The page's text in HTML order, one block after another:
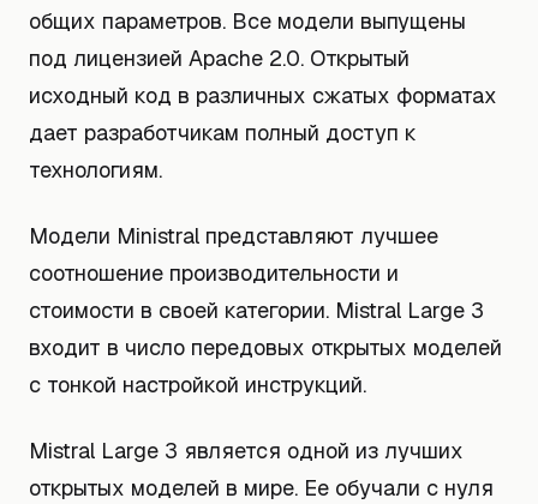
общих параметров. Все модели выпущены
под лицензией Apache 2.0. Открытый
исходный код в различных сжатых форматах
дает разработчикам полный доступ к
технологиям.
Модели Ministral представляют лучшее
соотношение производительности и
стоимости в своей категории. Mistral Large 3
входит в число передовых открытых моделей
с тонкой настройкой инструкций.
Mistral Large 3 является одной из лучших
открытых моделей в мире. Ее обучали с нуля